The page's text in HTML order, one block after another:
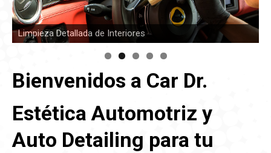
Limpieza Detallada de Interiores
Bienvenidos a Car Dr.
Estética Automotriz y
Auto Detailing para tu